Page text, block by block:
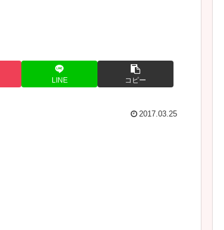
LINE コピー
2017.03.25